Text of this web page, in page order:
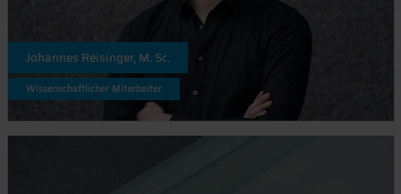
Johannes Reisinger, M. Sc.
Wissenschaftlicher Mitarbeiter